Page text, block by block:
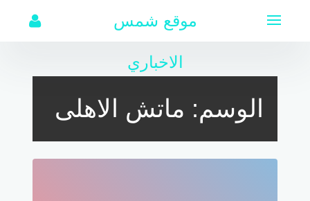
موقع شمس
الاخباري
الوسم: ماتش الاهلى